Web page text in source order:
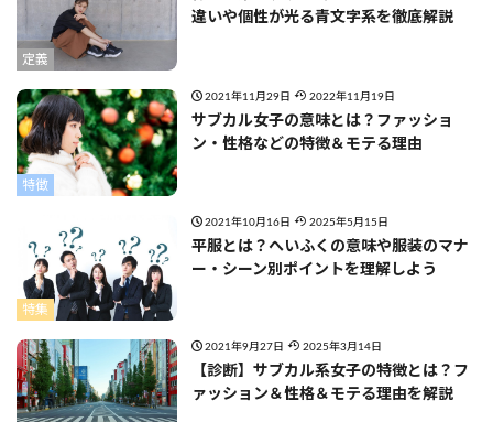
定義
違いや個性が光る青文字系を徹底解説
特徴
2021年11月29日 2022年11月19日
サブカル女子の意味とは？ファッショ
ン・性格などの特徴＆モテる理由
特集
2021年10月16日 2025年5月15日
平服とは？へいふくの意味や服装のマナ
ー・シーン別ポイントを理解しよう
2021年9月27日 2025年3月14日
【診断】サブカル系女子の特徴とは？フ
ァッション＆性格＆モテる理由を解説